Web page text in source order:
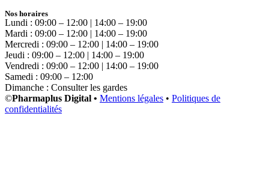
Nos horaires
Lundi : 09:00 – 12:00 | 14:00 – 19:00
Mardi : 09:00 – 12:00 | 14:00 – 19:00
Mercredi : 09:00 – 12:00 | 14:00 – 19:00
Jeudi : 09:00 – 12:00 | 14:00 – 19:00
Vendredi : 09:00 – 12:00 | 14:00 – 19:00
Samedi : 09:00 – 12:00
Dimanche : Consulter les gardes
©Pharmaplus Digital • Mentions légales • Politiques de
confidentialités